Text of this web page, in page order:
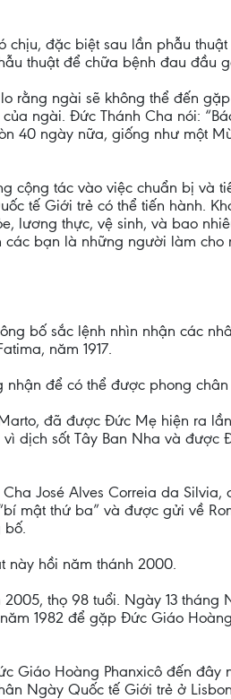
đặc biệt sau lần phẫu
thuật để chữa bệnh đau đầu
rằng ngài sẽ không thể đến
ngài. Đức Thánh Cha nói:
40 ngày nữa, giống như một
cộng tác vào việc chuẩn bị và
tế Giới trẻ có thể tiến hành.
lương thực, vệ sinh, và bao
các bạn là những người làm cho
bố sắc lệnh nhìn nhận các
năm 1917.
để có thể được phong chân
đã được Đức Mẹ hiện ra
dịch sốt Tây Ban Nha và được
José Alves Correia da Silvia,
mật thứ ba” và được gửi về
này hồi năm thánh 2000.
thọ 98 tuổi. Ngày 13 tháng
1982 để gặp Đức Giáo
Giáo Hoàng Phanxicô đến đây
Ngày Quốc tế Giới trẻ ở